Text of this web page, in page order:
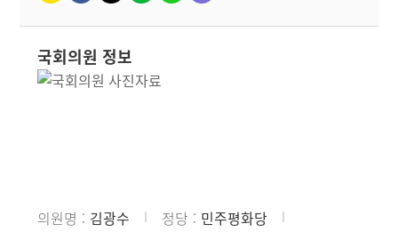
국회의원 정보
의원명 김광수 정당
민주평화당